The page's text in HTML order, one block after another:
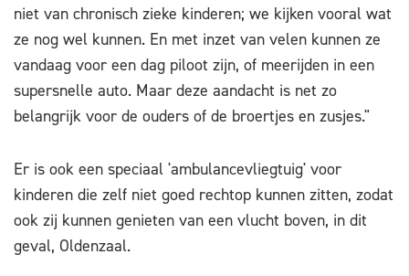
niet van chronisch zieke kinderen; we kijken vooral wat
ze nog wel kunnen. En met inzet van velen kunnen ze
vandaag voor een dag piloot zijn, of meerijden in een
supersnelle auto. Maar deze aandacht is net zo
belangrijk voor de ouders of de broertjes en zusjes."
Er is ook een speciaal 'ambulancevliegtuig' voor
kinderen die zelf niet goed rechtop kunnen zitten, zodat
ook zij kunnen genieten van een vlucht boven, in dit
geval, Oldenzaal.